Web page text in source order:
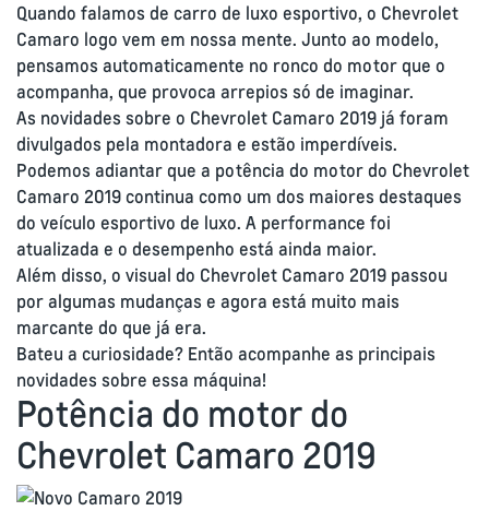
Quando falamos de carro de luxo esportivo, o Chevrolet
Camaro logo vem em nossa mente. Junto ao modelo,
pensamos automaticamente no ronco do motor que o
acompanha, que provoca arrepios só de imaginar.
As novidades sobre o Chevrolet Camaro 2019 já foram
divulgados pela montadora e estão imperdíveis.
Podemos adiantar que a potência do motor do Chevrolet
Camaro 2019 continua como um dos maiores destaques
do veículo esportivo de luxo. A performance foi
atualizada e o desempenho está ainda maior.
Além disso, o visual do Chevrolet Camaro 2019 passou
por algumas mudanças e agora está muito mais
marcante do que já era.
Bateu a curiosidade? Então acompanhe as principais
novidades sobre essa máquina!
Potência do motor do
Chevrolet Camaro 2019